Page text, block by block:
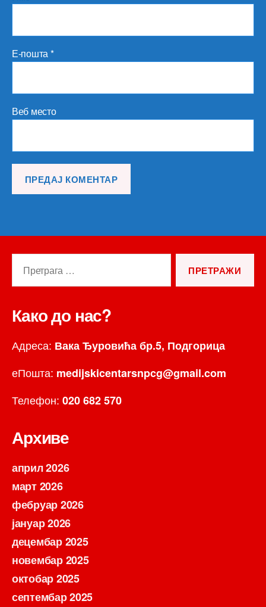
Е-пошта*
Веб место
Како до нас?
Адреса: Вака Ђуровића бр.5, Подгорица
еПошта: medijskicentarsnpcg@gmail.com
Телефон: 020 682 570
Архиве
април 2026
март 2026
фебруар 2026
јануар 2026
децембар 2025
новембар 2025
октобар 2025
септембар 2025